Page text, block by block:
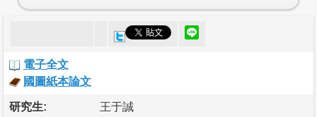
電子全文
國圖紙本論文
研究生: 王于誠